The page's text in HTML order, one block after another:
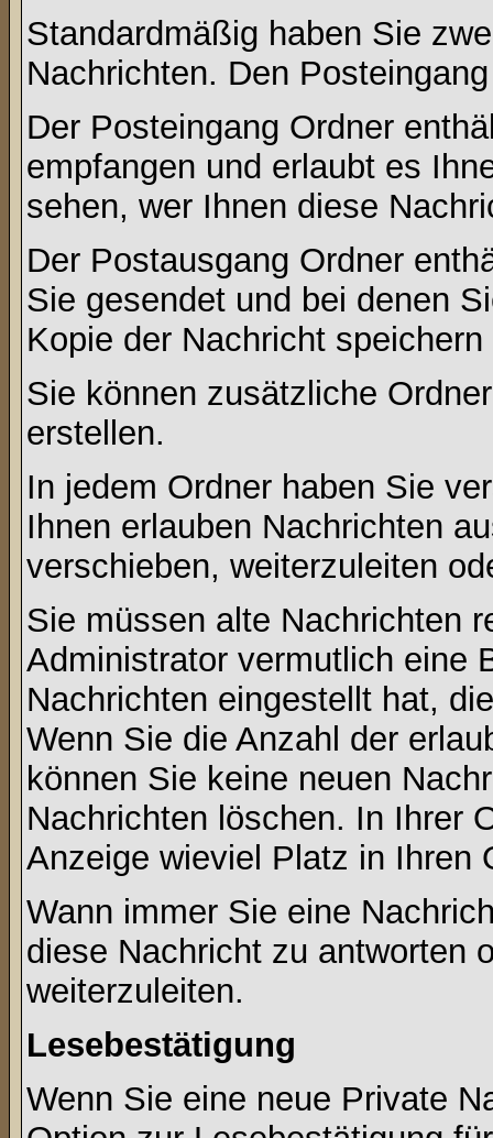
Standardmäßig haben Sie
Nachrichten. Den
Der Posteingang Ordner
empfangen und erlaubt es
sehen, wer Ihnen diese
Der Postausgang Ordner
Sie gesendet und bei denen
Kopie der Nachricht
Sie können zusätzliche
erstellen.
In jedem Ordner haben Sie
Ihnen erlauben Nachrichten
verschieben, weiterzuleiten
Sie müssen alte Nachrichten
Administrator vermutlich eine
Nachrichten eingestellt hat,
Wenn Sie die Anzahl der
können Sie keine neuen
Nachrichten löschen. In Ihrer
Anzeige wieviel Platz in Ihren
Wann immer Sie eine
diese Nachricht zu antworten
weiterzuleiten.
Lesebestätigung
Wenn Sie eine neue Private